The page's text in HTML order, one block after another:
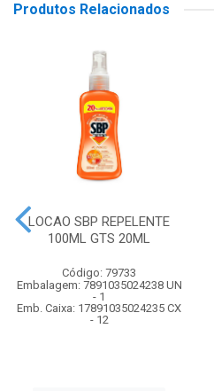
Produtos Relacionados
LOCAO SBP REPELENTE
100ML GTS 20ML
Código: 79733
Embalagem: 7891035024238 UN
- 1
Emb. Caixa: 17891035024235 CX
- 12